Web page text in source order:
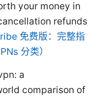
your money in
refunds
免费版：完整指
分类）
a
comparison of